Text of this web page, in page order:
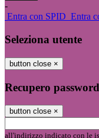
-
Entra con SPID Entra
Seleziona utente
button close ×
Recupero password
button close ×
all'indirizzo indicato con le